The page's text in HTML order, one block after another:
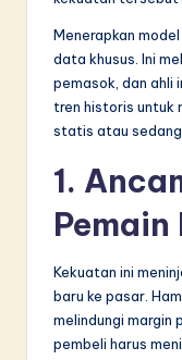
Menerapkan
data khusus. Ini
pemasok, dan ahli
tren historis untuk
statis atau sedang
1.
Pemain
Kekuatan ini
baru ke pasar.
melindungi margin
pembeli harus